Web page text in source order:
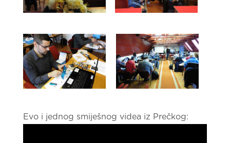
Evo i jednog smiješnog videa iz Prečkog: